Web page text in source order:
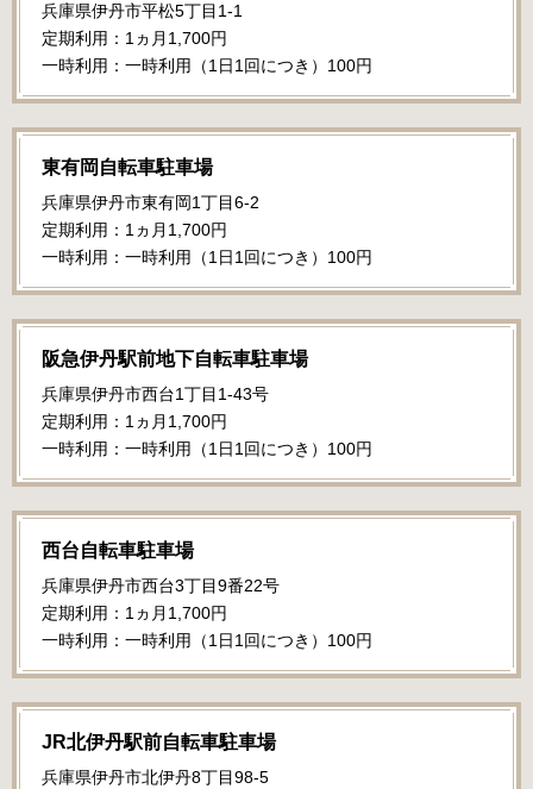
兵庫県伊丹市平松5丁目1-1
定期利用：1ヵ月1,700円
一時利用：一時利用（1日1回につき）100円
東有岡自転車駐車場
兵庫県伊丹市東有岡1丁目6-2
定期利用：1ヵ月1,700円
一時利用：一時利用（1日1回につき）100円
阪急伊丹駅前地下自転車駐車場
兵庫県伊丹市西台1丁目1-43号
定期利用：1ヵ月1,700円
一時利用：一時利用（1日1回につき）100円
西台自転車駐車場
兵庫県伊丹市西台3丁目9番22号
定期利用：1ヵ月1,700円
一時利用：一時利用（1日1回につき）100円
JR北伊丹駅前自転車駐車場
兵庫県伊丹市北伊丹8丁目98-5